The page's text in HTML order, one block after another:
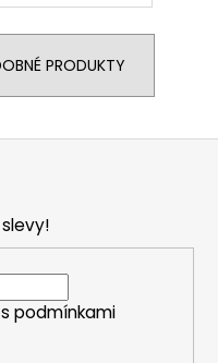
PRODUKTY
podmínkami